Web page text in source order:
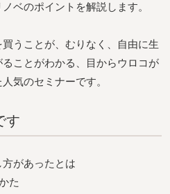
ベのポイントを解説します。
うことが、むりなく、自由に生
ことがわかる、目からウロコが
気のセミナーです。
す
方があったとは
た